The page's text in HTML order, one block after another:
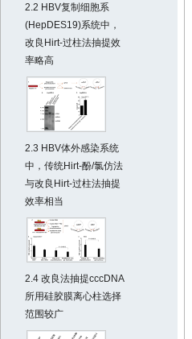
2.2 HBV复制细胞系
(HepDES19)系统中，
改良Hirt-过柱法抽提效
率略高
2.3 HBV体外感染系统
中，传统Hirt-酚/氯仿法
与改良Hirt-过柱法抽提
效率相当
2.4 改良法抽提cccDNA
所用硅胶膜离心柱选择
范围较广